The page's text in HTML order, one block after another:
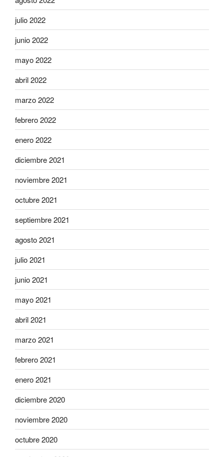
julio 2022
junio 2022
mayo 2022
abril 2022
marzo 2022
febrero 2022
enero 2022
diciembre 2021
noviembre 2021
octubre 2021
septiembre 2021
agosto 2021
julio 2021
junio 2021
mayo 2021
abril 2021
marzo 2021
febrero 2021
enero 2021
diciembre 2020
noviembre 2020
octubre 2020